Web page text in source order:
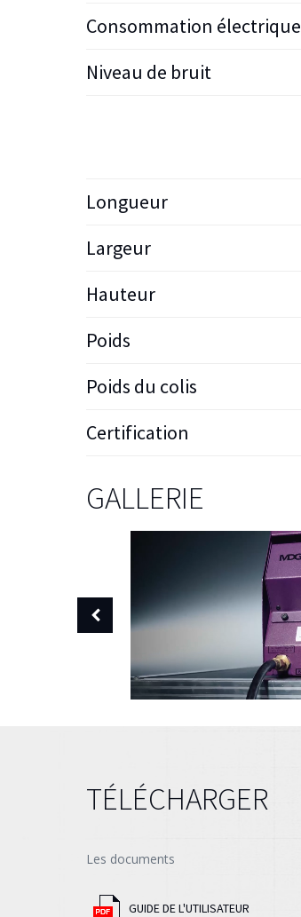
Consommation électrique
Niveau de bruit
Longueur
Largeur
Hauteur
Poids
Poids du colis
Certification
GALLERIE
TÉLÉCHARGER
Les documents
GUIDE DE L'UTILISATEUR